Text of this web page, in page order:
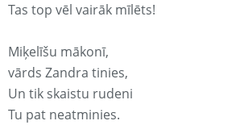
Tas top vēl vairāk mīlēts!
Miķelīšu mākonī,
vārds Zandra tinies,
Un tik skaistu rudeni
Tu pat neatminies.